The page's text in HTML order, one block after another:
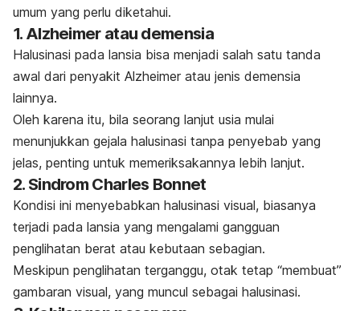
umum yang perlu diketahui.
1. Alzheimer atau demensia
Halusinasi pada lansia bisa menjadi salah satu tanda
awal dari penyakit Alzheimer atau jenis demensia
lainnya.
Oleh karena itu, bila seorang lanjut usia mulai
menunjukkan gejala halusinasi tanpa penyebab yang
jelas, penting untuk memeriksakannya lebih lanjut.
2. Sindrom Charles Bonnet
Kondisi ini menyebabkan halusinasi visual, biasanya
terjadi pada lansia yang mengalami gangguan
penglihatan berat atau kebutaan sebagian.
Meskipun penglihatan terganggu, otak tetap “membuat”
gambaran visual, yang muncul sebagai halusinasi.